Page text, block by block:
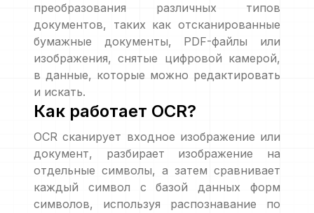
преобразования различных типов
документов, таких как отсканированные
бумажные документы, PDF-файлы или
изображения, снятые цифровой камерой,
в данные, которые можно редактировать
и искать.
Как работает OCR?
OCR сканирует входное изображение или
документ, разбирает изображение на
отдельные символы, а затем сравнивает
каждый символ с базой данных форм
символов, используя распознавание по